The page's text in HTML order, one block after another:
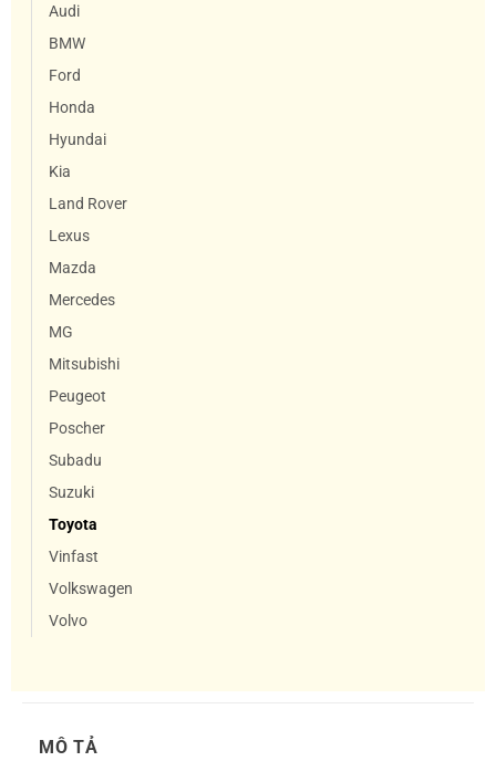
Audi
BMW
Ford
Honda
Hyundai
Kia
Land Rover
Lexus
Mazda
Mercedes
MG
Mitsubishi
Peugeot
Poscher
Subadu
Suzuki
Toyota
Vinfast
Volkswagen
Volvo
MÔ TẢ